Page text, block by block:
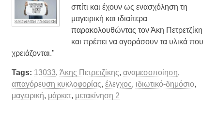
σπίτι και έχουν ως ενασχόληση τη
μαγειρική και ιδιαίτερα
παρακολουθώντας τον Άκη Πετρετζίκη
και πρέπει να αγοράσουν τα υλικά που
χρειάζονται."
Tags: 13033, Άκης Πετρετζίκης, αναμεσοποίηση,
απαγόρευση κυκλοφορίας, έλεγχος, ιδιωτικό-δημόσιο,
μαγειρική, μάρκετ, μετακίνηση 2